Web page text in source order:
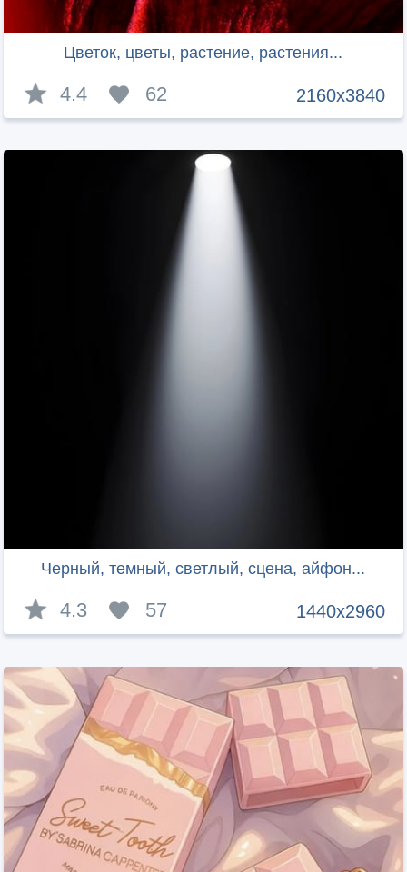
Цветок, цветы, растение, растения...
2160x3840
4.4 62
Черный, темный, светлый, сцена, айфон...
1440x2960
4.3 57